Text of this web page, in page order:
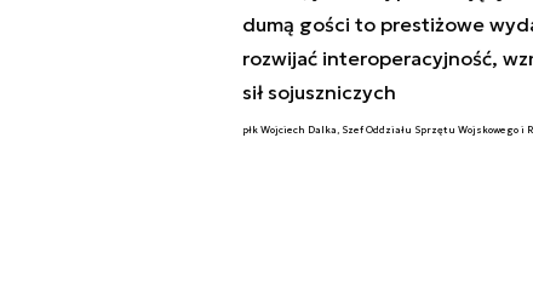
dumą gości to prestiżowe
rozwijać interoperacyjność,
sił sojuszniczych
płk Wojciech Dalka, Szef Oddziału Sprzętu Wojskowego